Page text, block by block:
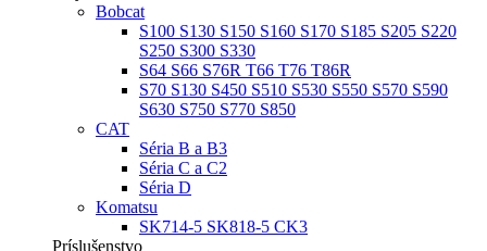
Bobcat
S100 S130 S150 S160 S170 S185 S205 S220
S250 S300 S330
S64 S66 S76R T66 T76 T86R
S70 S130 S450 S510 S530 S550 S570 S590
S630 S750 S770 S850
CAT
Séria B a B3
Séria C a C2
Séria D
Komatsu
SK714-5 SK818-5 CK3
Príslušenstvo